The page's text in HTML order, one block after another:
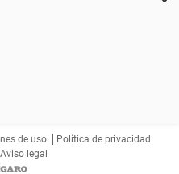
de uso
Política de privacidad
Aviso legal